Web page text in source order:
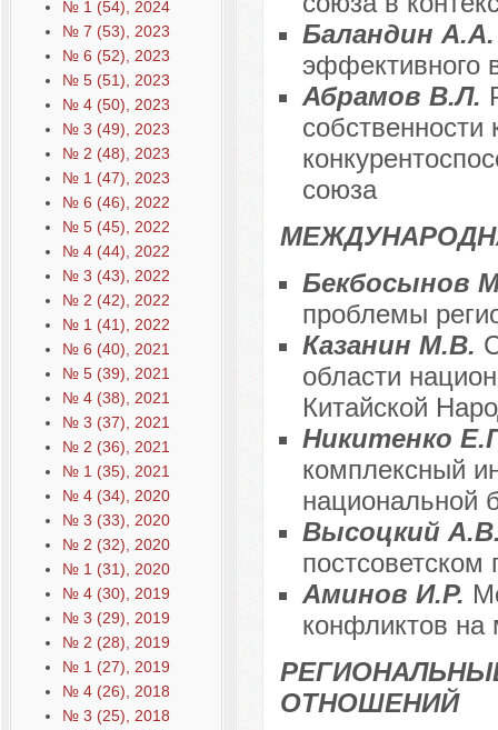
№ 1 (54), 2024
№ 7 (53), 2023
№ 6 (52), 2023
№ 5 (51), 2023
№ 4 (50), 2023
№ 3 (49), 2023
№ 2 (48), 2023
№ 1 (47), 2023
№ 6 (46), 2022
№ 5 (45), 2022
№ 4 (44), 2022
№ 3 (43), 2022
№ 2 (42), 2022
№ 1 (41), 2022
№ 6 (40), 2021
№ 5 (39), 2021
№ 4 (38), 2021
№ 3 (37), 2021
№ 2 (36), 2021
№ 1 (35), 2021
№ 4 (34), 2020
№ 3 (33), 2020
№ 2 (32), 2020
№ 1 (31), 2020
№ 4 (30), 2019
№ 3 (29), 2019
№ 2 (28), 2019
№ 1 (27), 2019
№ 4 (26), 2018
№ 3 (25), 2018
Баландин
эффективного
Абрамов В.Л.
союза
Бекбосынов
проблемы
Казанин М.В.
области
Китайской
Никитенко
комплексный
национальной
Высоцкий
постсоветском
Аминов И.Р.
конфликтов на
ОТНОШЕНИЙ